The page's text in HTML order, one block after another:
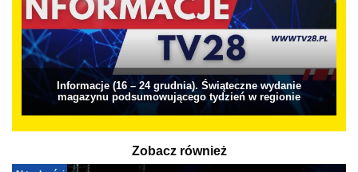
Informacje (16 – 24 grudnia). Świąteczne wydanie
magazynu podsumowującego tydzień w regionie
Zobacz również